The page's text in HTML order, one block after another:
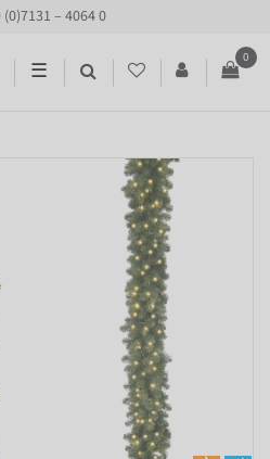
(0)7131 – 4064 0
☰
0